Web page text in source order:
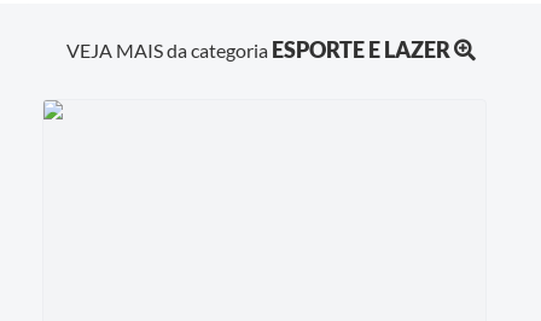
VEJA MAIS da categoria ESPORTE E LAZER